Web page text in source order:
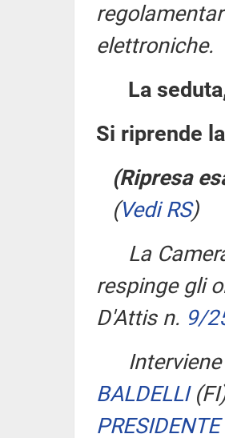
elettroniche.
La
Si riprende
(Ripresa
(Vedi RS)
La
respinge gli
D'Attis n. 9/
BALDELLI
PRESIDENTE